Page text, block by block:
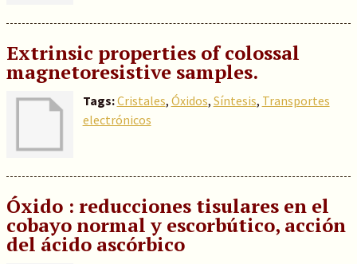
Extrinsic properties of colossal
magnetoresistive samples.
Tags:Cristales, Óxidos, Síntesis, Transportes
electrónicos
Óxido : reducciones tisulares en el
cobayo normal y escorbútico, acción
del ácido ascórbico